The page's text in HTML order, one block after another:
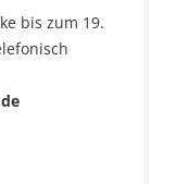
bis zum 19.